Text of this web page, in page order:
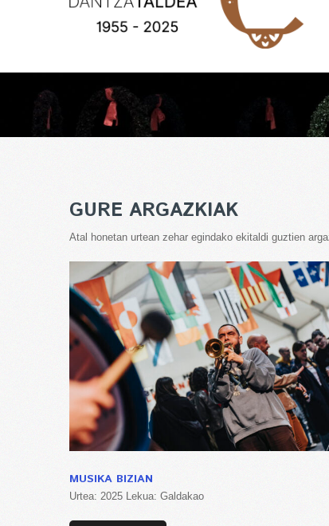
GURE ARGAZKIAK
Atal honetan urtean zehar egindako ekitaldi guztien
MUSIKA BIZIAN
Urtea: 2025 Lekua: Galdakao